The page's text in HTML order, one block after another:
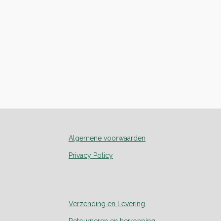
Algemene voorwaarden
Privacy Policy
Verzending en Levering